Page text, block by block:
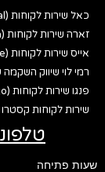
כאל שירות לקוחות (Cal)
זארה שירות לקוחות (Zara)
אייס שירות לקוחות (Ace)
רמי לוי שיווק השקמה
פנגו שירות לקוחות (Pango)
שירות לקוחות קסטרו (Castro)
שעות פתיחה